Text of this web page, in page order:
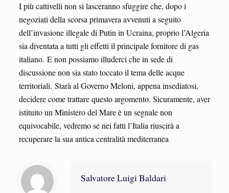
I più cattivelli non si lasceranno sfuggire che, dopo i
negoziati della scorsa primavera avvenuti a seguito
dell’invasione illegale di Putin in Ucraina, proprio l’Algeria
sia diventata a tutti gli effetti il principale fornitore di gas
italiano. E non possiamo illuderci che in sede di
discussione non sia stato toccato il tema delle acque
territoriali. Starà al Governo Meloni, appena insediatosi,
decidere come trattare questo argomento. Sicuramente, aver
istituito un Ministero del Mare è un segnale non
equivocabile, vedremo se nei fatti l’Italia riuscirà a
recuperare la sua antica centralità mediterranea
Salvatore Luigi Baldari